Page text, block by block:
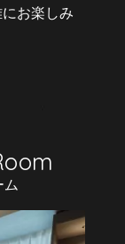
お楽しみ
ム